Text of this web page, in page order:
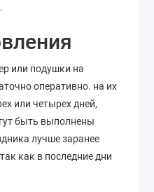
или подушки на
оперативно. на их
или четырех дней,
быть выполнены
лучше заранее
как в последние дни